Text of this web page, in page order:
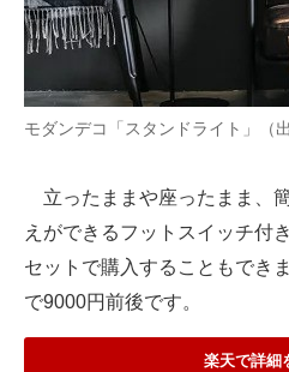
モダンデコ「スタンドライト」（
立ったままや座ったまま、
えができるフットスイッチ付
セットで購入することもでき
で9000円前後です。
楽天で詳細